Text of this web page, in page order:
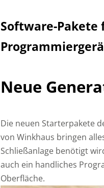
Software-
Neue
Die neuen Starterpakete
von Winkhaus bringen
Schließanlage benötigt
auch ein handliches
Oberfläche.